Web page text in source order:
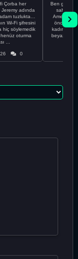
Jeremy adında
tuzluktan
Wi-Fi şifresini
hiç söylemedik
oturma
...
0
Ben gururlu
sahip
önce
kadınla
beyaz